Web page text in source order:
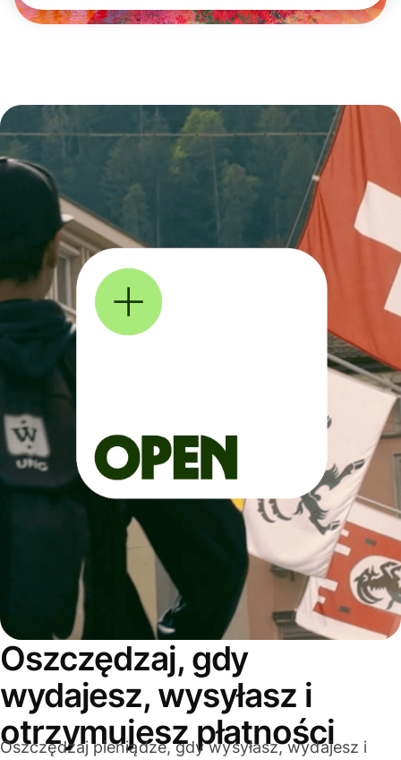
Oszczędzaj, gdy
wydajesz, wysyłasz i
otrzymujesz płatności
Oszczędzaj pieniądze, gdy wysyłasz, wydajesz i